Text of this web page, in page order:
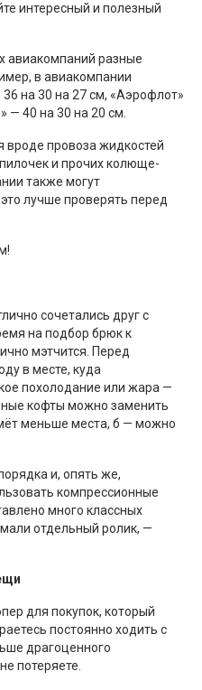
интересный и полезный
авиакомпаний разные
в авиакомпании
на 30 на 27 см, «Аэрофлот»
— 40 на 30 на 20 см.
вроде провоза жидкостей
и прочих колюще-
также могут
лучше проверять перед
сочетались друг с
на подбор брюк к
мэтчится. Перед
в месте, куда
похолодание или жара —
кофты можно заменить
меньше места, б — можно
и, опять же,
компрессионные
много классных
отдельный ролик, —
для покупок, который
постоянно ходить с
драгоценного
потеряете.